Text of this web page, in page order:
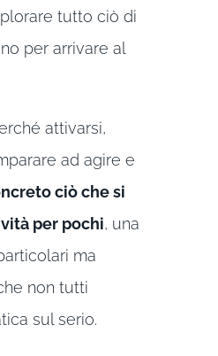
tutto ciò di
per arrivare al
attivarsi,
ad agire e
ciò che si
per pochi, una
ma
non tutti
sul serio.